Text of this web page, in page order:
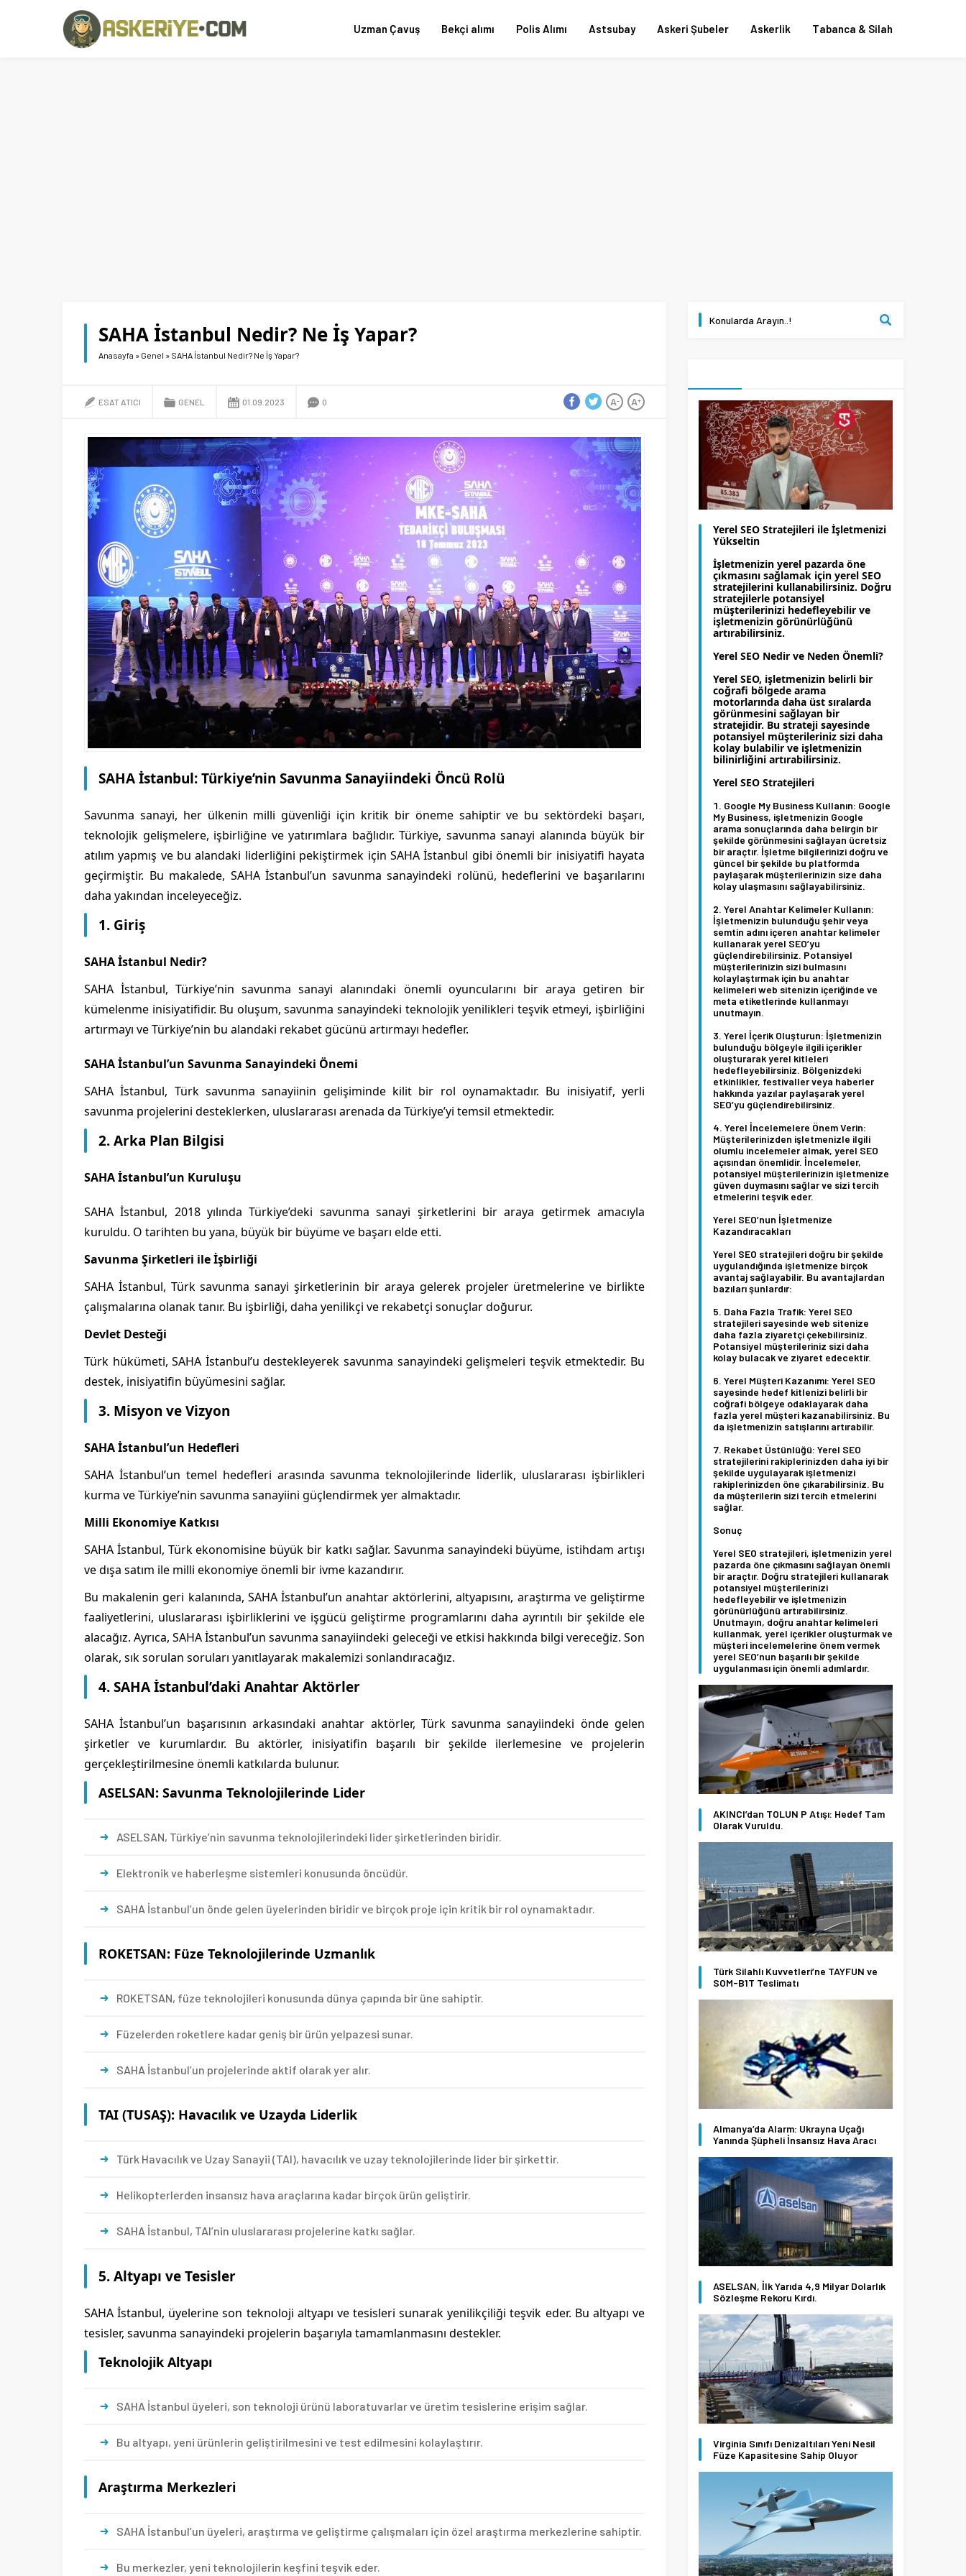
Uzman Çavuş Bekçi alımı Polis Alımı Astsubay Askeri Şubeler Askerlik Tabanca & Silah
SAHA İstanbul Nedir? Ne İş Yapar?
Anasayfa » Genel » SAHA İstanbul Nedir? Ne İş Yapar?
ESAT ATICI GENEL 01.09.2023 0 A+
A-
SAHA İstanbul: Türkiye’nin Savunma Sanayiindeki Öncü Rolü
Savunma sanayi, her ülkenin milli güvenliği için kritik bir öneme sahiptir ve bu sektördeki başarı,
teknolojik gelişmelere, işbirliğine ve yatırımlara bağlıdır. Türkiye, savunma sanayi alanında büyük bir
atılım yapmış ve bu alandaki liderliğini pekiştirmek için SAHA İstanbul gibi önemli bir inisiyatifi hayata
geçirmiştir. Bu makalede, SAHA İstanbul’un savunma sanayindeki rolünü, hedeflerini ve başarılarını
daha yakından inceleyeceğiz.
1. Giriş
SAHA İstanbul Nedir?
SAHA İstanbul, Türkiye’nin savunma sanayi alanındaki önemli oyuncularını bir araya getiren bir
kümelenme inisiyatifidir. Bu oluşum, savunma sanayindeki teknolojik yenilikleri teşvik etmeyi, işbirliğini
artırmayı ve Türkiye’nin bu alandaki rekabet gücünü artırmayı hedefler.
SAHA İstanbul’un Savunma Sanayindeki Önemi
SAHA İstanbul, Türk savunma sanayiinin gelişiminde kilit bir rol oynamaktadır. Bu inisiyatif, yerli
savunma projelerini desteklerken, uluslararası arenada da Türkiye’yi temsil etmektedir.
2. Arka Plan Bilgisi
SAHA İstanbul’un Kuruluşu
SAHA İstanbul, 2018 yılında Türkiye’deki savunma sanayi şirketlerini bir araya getirmek amacıyla
kuruldu. O tarihten bu yana, büyük bir büyüme ve başarı elde etti.
Savunma Şirketleri ile İşbirliği
SAHA İstanbul, Türk savunma sanayi şirketlerinin bir araya gelerek projeler üretmelerine ve birlikte
çalışmalarına olanak tanır. Bu işbirliği, daha yenilikçi ve rekabetçi sonuçlar doğurur.
Devlet Desteği
Türk hükümeti, SAHA İstanbul’u destekleyerek savunma sanayindeki gelişmeleri teşvik etmektedir. Bu
destek, inisiyatifin büyümesini sağlar.
3. Misyon ve Vizyon
SAHA İstanbul’un Hedefleri
SAHA İstanbul’un temel hedefleri arasında savunma teknolojilerinde liderlik, uluslararası işbirlikleri
kurma ve Türkiye’nin savunma sanayiini güçlendirmek yer almaktadır.
Milli Ekonomiye Katkısı
SAHA İstanbul, Türk ekonomisine büyük bir katkı sağlar. Savunma sanayindeki büyüme, istihdam artışı
ve dışa satım ile milli ekonomiye önemli bir ivme kazandırır.
Bu makalenin geri kalanında, SAHA İstanbul’un anahtar aktörlerini, altyapısını, araştırma ve geliştirme
faaliyetlerini, uluslararası işbirliklerini ve işgücü geliştirme programlarını daha ayrıntılı bir şekilde ele
alacağız. Ayrıca, SAHA İstanbul’un savunma sanayiindeki geleceği ve etkisi hakkında bilgi vereceğiz. Son
olarak, sık sorulan soruları yanıtlayarak makalemizi sonlandıracağız.
4. SAHA İstanbul’daki Anahtar Aktörler
SAHA İstanbul’un başarısının arkasındaki anahtar aktörler, Türk savunma sanayiindeki önde gelen
şirketler ve kurumlardır. Bu aktörler, inisiyatifin başarılı bir şekilde ilerlemesine ve projelerin
gerçekleştirilmesine önemli katkılarda bulunur.
ASELSAN: Savunma Teknolojilerinde Lider
ASELSAN, Türkiye’nin savunma teknolojilerindeki lider şirketlerinden biridir.
Elektronik ve haberleşme sistemleri konusunda öncüdür.
SAHA İstanbul’un önde gelen üyelerinden biridir ve birçok proje için kritik bir rol oynamaktadır.
ROKETSAN: Füze Teknolojilerinde Uzmanlık
ROKETSAN, füze teknolojileri konusunda dünya çapında bir üne sahiptir.
Füzelerden roketlere kadar geniş bir ürün yelpazesi sunar.
SAHA İstanbul’un projelerinde aktif olarak yer alır.
TAI (TUSAŞ): Havacılık ve Uzayda Liderlik
Türk Havacılık ve Uzay Sanayii (TAI), havacılık ve uzay teknolojilerinde lider bir şirkettir.
Helikopterlerden insansız hava araçlarına kadar birçok ürün geliştirir.
SAHA İstanbul, TAI’nin uluslararası projelerine katkı sağlar.
5. Altyapı ve Tesisler
SAHA İstanbul, üyelerine son teknoloji altyapı ve tesisleri sunarak yenilikçiliği teşvik eder. Bu altyapı ve
tesisler, savunma sanayindeki projelerin başarıyla tamamlanmasını destekler.
Teknolojik Altyapı
SAHA İstanbul üyeleri, son teknoloji ürünü laboratuvarlar ve üretim tesislerine erişim sağlar.
Bu altyapı, yeni ürünlerin geliştirilmesini ve test edilmesini kolaylaştırır.
Araştırma Merkezleri
SAHA İstanbul’un üyeleri, araştırma ve geliştirme çalışmaları için özel araştırma merkezlerine sahiptir.
Bu merkezler, yeni teknolojilerin keşfini teşvik eder.
Yerel SEO Stratejileri ile İşletmenizi
Yükseltin
İşletmenizin yerel pazarda öne
çıkmasını sağlamak için yerel SEO
stratejilerini kullanabilirsiniz. Doğru
stratejilerle potansiyel
müşterilerinizi hedefleyebilir ve
işletmenizin görünürlüğünü
artırabilirsiniz.
Yerel SEO Nedir ve Neden Önemli?
Yerel SEO, işletmenizin belirli bir
coğrafi bölgede arama
motorlarında daha üst sıralarda
görünmesini sağlayan bir
stratejidir. Bu strateji sayesinde
potansiyel müşterileriniz sizi daha
kolay bulabilir ve işletmenizin
bilinirliğini artırabilirsiniz.
Yerel SEO Stratejileri
Google My Business Kullanın: Google
My Business, işletmenizin Google
arama sonuçlarında daha belirgin bir
şekilde görünmesini sağlayan ücretsiz
bir araçtır. İşletme bilgilerinizi doğru ve
güncel bir şekilde bu platformda
paylaşarak müşterilerinizin size daha
kolay ulaşmasını sağlayabilirsiniz.
Yerel Anahtar Kelimeler Kullanın:
İşletmenizin bulunduğu şehir veya
semtin adını içeren anahtar kelimeler
kullanarak yerel SEO’yu
güçlendirebilirsiniz. Potansiyel
müşterilerinizin sizi bulmasını
kolaylaştırmak için bu anahtar
kelimeleri web sitenizin içeriğinde ve
meta etiketlerinde kullanmayı
unutmayın.
Yerel İçerik Oluşturun: İşletmenizin
bulunduğu bölgeyle ilgili içerikler
oluşturarak yerel kitleleri
hedefleyebilirsiniz. Bölgenizdeki
etkinlikler, festivaller veya haberler
hakkında yazılar paylaşarak yerel
SEO’yu güçlendirebilirsiniz.
Yerel İncelemelere Önem Verin:
Müşterilerinizden işletmenizle ilgili
olumlu incelemeler almak, yerel SEO
açısından önemlidir. İncelemeler,
potansiyel müşterilerinizin işletmenize
güven duymasını sağlar ve sizi tercih
etmelerini teşvik eder.
Yerel SEO’nun İşletmenize
Kazandıracakları
Yerel SEO stratejileri doğru bir şekilde
uygulandığında işletmenize birçok
avantaj sağlayabilir. Bu avantajlardan
bazıları şunlardır:
Daha Fazla Trafik: Yerel SEO
stratejileri sayesinde web sitenize
daha fazla ziyaretçi çekebilirsiniz.
Potansiyel müşterileriniz sizi daha
kolay bulacak ve ziyaret edecektir.
Yerel Müşteri Kazanımı: Yerel SEO
sayesinde hedef kitlenizi belirli bir
coğrafi bölgeye odaklayarak daha
fazla yerel müşteri kazanabilirsiniz. Bu
da işletmenizin satışlarını artırabilir.
Rekabet Üstünlüğü: Yerel SEO
stratejilerini rakiplerinizden daha iyi bir
şekilde uygulayarak işletmenizi
rakiplerinizden öne çıkarabilirsiniz. Bu
da müşterilerin sizi tercih etmelerini
sağlar.
Sonuç
Yerel SEO stratejileri, işletmenizin yerel
pazarda öne çıkmasını sağlayan önemli
bir araçtır. Doğru stratejileri kullanarak
potansiyel müşterilerinizi
hedefleyebilir ve işletmenizin
görünürlüğünü artırabilirsiniz.
Unutmayın, doğru anahtar kelimeleri
kullanmak, yerel içerikler oluşturmak ve
müşteri incelemelerine önem vermek
yerel SEO’nun başarılı bir şekilde
uygulanması için önemli adımlardır.
AKINCI’dan TOLUN P Atışı: Hedef Tam
Olarak Vuruldu.
Türk Silahlı Kuvvetleri’ne TAYFUN ve
SOM-B1T Teslimatı
Almanya’da Alarm: Ukrayna Uçağı
Yanında Şüpheli İnsansız Hava Aracı
ASELSAN, İlk Yarıda 4,9 Milyar Dolarlık
Sözleşme Rekoru Kırdı.
Virginia Sınıfı Denizaltıları Yeni Nesil
Füze Kapasitesine Sahip Oluyor